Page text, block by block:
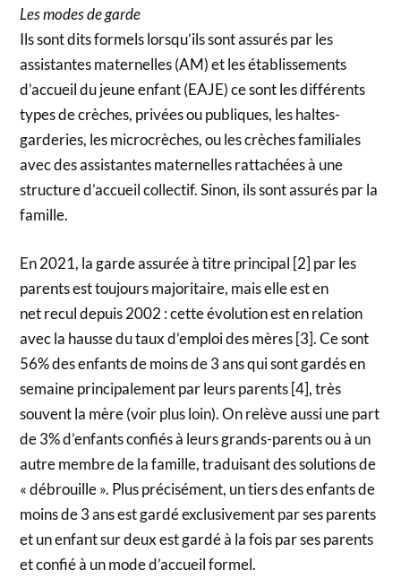
Les modes de garde
Ils sont dits formels lorsqu’ils sont assurés par les
assistantes maternelles (AM) et les établissements
d’accueil du jeune enfant (EAJE) ce sont les différents
types de crèches, privées ou publiques, les haltes-
garderies, les microcrèches, ou les crèches familiales
avec des assistantes maternelles rattachées à une
structure d’accueil collectif. Sinon, ils sont assurés par la
famille.
En 2021, la garde assurée à titre principal [2] par les
parents est toujours majoritaire, mais elle est en
net recul depuis 2002 : cette évolution est en relation
avec la hausse du taux d’emploi des mères [3]. Ce sont
56% des enfants de moins de 3 ans qui sont gardés en
semaine principalement par leurs parents [4], très
souvent la mère (voir plus loin). On relève aussi une part
de 3% d’enfants confiés à leurs grands-parents ou à un
autre membre de la famille, traduisant des solutions de
« débrouille ». Plus précisément, un tiers des enfants de
moins de 3 ans est gardé exclusivement par ses parents
et un enfant sur deux est gardé à la fois par ses parents
et confié à un mode d’accueil formel.